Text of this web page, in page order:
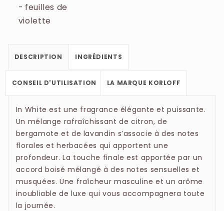
- feuilles de
violette
DESCRIPTION INGRÉDIENTS
CONSEIL D'UTILISATION LA MARQUE KORLOFF
In White est une fragrance élégante et puissante.
Un mélange rafraîchissant de citron, de
bergamote et de lavandin s’associe à des notes
florales et herbacées qui apportent une
profondeur. La touche finale est apportée par un
accord boisé mélangé à des notes sensuelles et
musquées. Une fraîcheur masculine et un arôme
inoubliable de luxe qui vous accompagnera toute
la journée.